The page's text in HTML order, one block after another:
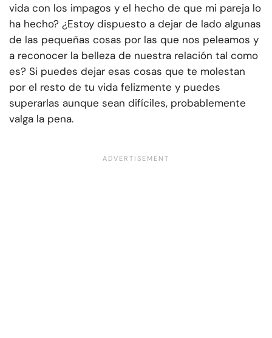
vida con los impagos y el hecho de que mi pareja lo
ha hecho? ¿Estoy dispuesto a dejar de lado algunas
de las pequeñas cosas por las que nos peleamos y
a reconocer la belleza de nuestra relación tal como
es? Si puedes dejar esas cosas que te molestan
por el resto de tu vida felizmente y puedes
superarlas aunque sean difíciles, probablemente
valga la pena.